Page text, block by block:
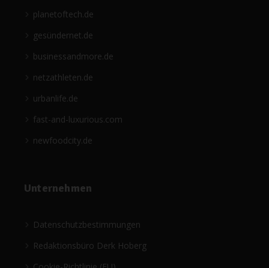
planetoftech.de
gesündernet.de
businessandmore.de
netzathleten.de
urbanlife.de
fast-and-luxurious.com
newfoodcity.de
Unternehmen
Datenschutzbestimmungen
Redaktionsbüro Derk Hoberg